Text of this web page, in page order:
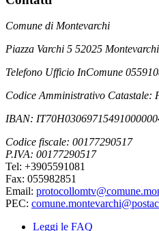
Comune di Montevarchi
Piazza Varchi 5 52025 Montevarchi
Telefono Ufficio InComune
Codice Amministrativo Catastale:
IBAN:
Codice fiscale: 00177290517
P.IVA: 00177290517
Tel: +3905591081
Fax: 055982851
Email:
PEC:
Leggi le FAQ